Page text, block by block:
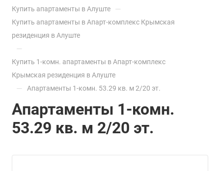
Купить апартаменты в Алуште —
Купить апартаменты в Апарт-комплекс Крымская
резиденция в Алуште
—
Купить 1-комн. апартаменты в Апарт-комплекс
Крымская резиденция в Алуште
— Апартаменты 1-комн. 53.29 кв. м 2/20 эт.
Апартаменты 1-комн.
53.29 кв. м 2/20 эт.